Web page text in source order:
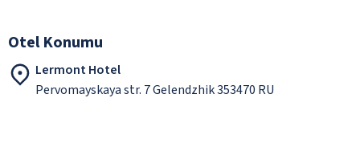
Otel Konumu
Lermont Hotel
Pervomayskaya str. 7 Gelendzhik 353470 RU